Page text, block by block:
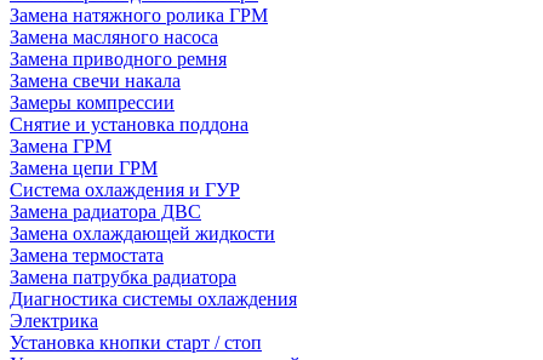
Замена натяжного ролика ГРМ
Замена масляного насоса
Замена приводного ремня
Замена свечи накала
Замеры компрессии
Снятие и установка поддона
Замена ГРМ
Замена цепи ГРМ
Система охлаждения и ГУР
Замена радиатора ДВС
Замена охлаждающей жидкости
Замена термостата
Замена патрубка радиатора
Диагностика системы охлаждения
Электрика
Установка кнопки старт / стоп